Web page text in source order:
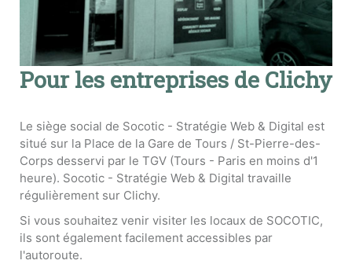
Pour les entreprises de Clichy
Le siège social de Socotic - Stratégie Web & Digital est
situé sur la Place de la Gare de Tours / St-Pierre-des-
Corps desservi par le TGV (Tours - Paris en moins d'1
heure). Socotic - Stratégie Web & Digital travaille
régulièrement sur Clichy.
Si vous souhaitez venir visiter les locaux de SOCOTIC,
ils sont également facilement accessibles par
l'autoroute.